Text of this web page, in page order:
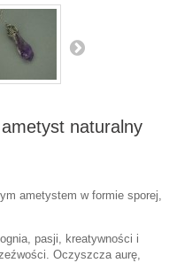
naturalny
ametystem w formie sporej,
pasji, kreatywności i
Oczyszcza aurę,